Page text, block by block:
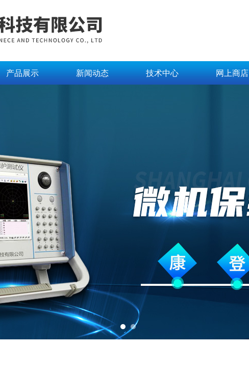
产品展示 新闻动态 技术中心 网上商店